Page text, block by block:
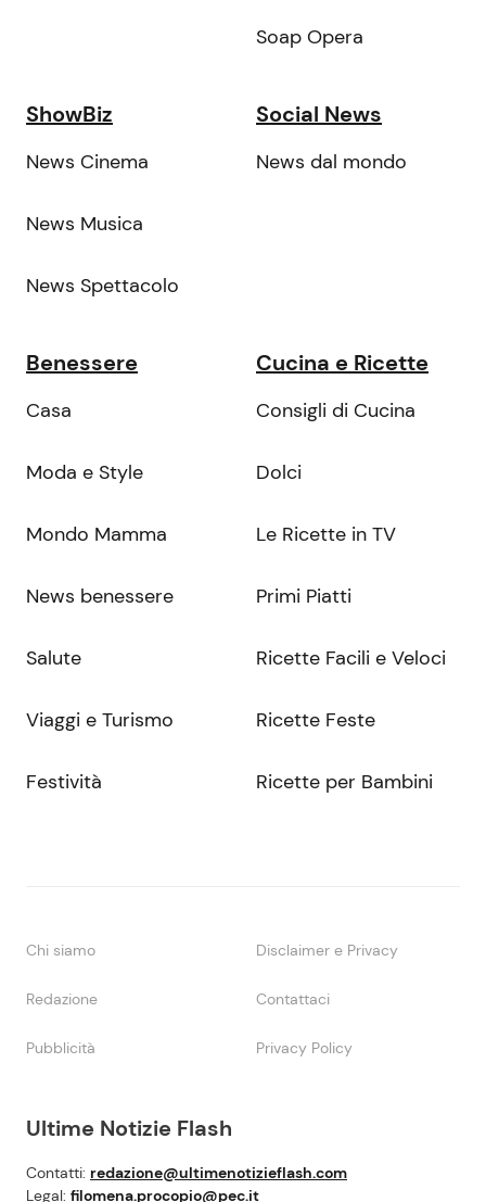
Ultime Notizie Flash
Contatti: redazione@ultimenotizieflash.com
Legal: filomena.procopio@pec.it
Soap Opera
ShowBiz
News Cinema
News Musica
News Spettacolo
Social News
News dal mondo
Benessere
Casa
Moda e Style
Mondo Mamma
News benessere
Salute
Viaggi e Turismo
Festività
Cucina e Ricette
Consigli di Cucina
Dolci
Le Ricette in TV
Primi Piatti
Ricette Facili e Veloci
Ricette Feste
Ricette per Bambini
Chi siamo Disclaimer e Privacy
Redazione Contattaci
Pubblicità Privacy Policy